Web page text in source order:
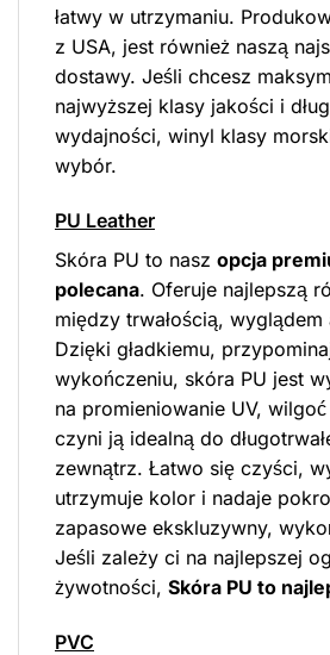
łatwy w utrzymaniu.
z USA, jest również naszą
dostawy. Jeśli chcesz
najwyższej klasy jakości i
wydajności, winyl klasy
wybór.
PU Leather
Skóra PU to nasz opcja
polecana. Oferuje najlepszą
między trwałością, wyglądem
Dzięki gładkiemu,
wykończeniu, skóra PU jest
na promieniowanie UV,
czyni ją idealną do
zewnątrz. Łatwo się czyści,
utrzymuje kolor i nadaje
zapasowe ekskluzywny,
Jeśli zależy ci na najlepszej
żywotności, Skóra PU to
PVC